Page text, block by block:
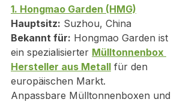
1. Hongmao Garden (HMG)
Hauptsitz: Suzhou, China
Bekannt für: Hongmao Garden ist
ein spezialisierter Mülltonnenbox
Hersteller aus Metall für den
europäischen Markt.
Anpassbare Mülltonnenboxen und